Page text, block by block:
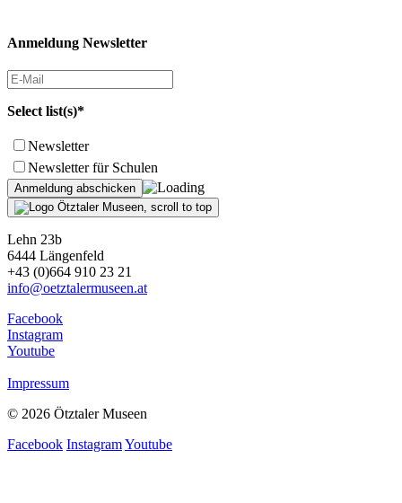
Anmeldung Newsletter
Select list(s)*
Newsletter
Newsletter für Schulen
Lehn 23b
6444 Längenfeld
+43 (0)664 910 23 21
info@oetztalermuseen.at
Facebook
Instagram
Youtube
Impressum
© 2026 Ötztaler Museen
Facebook InstagramYoutube